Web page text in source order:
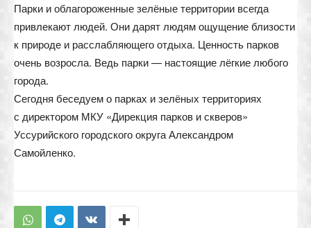
Парки и облагороженные зелёные территории всегда
привлекают людей. Они дарят людям ощущение близости
к природе и расслабляющего отдыха. Ценность парков
очень возросла. Ведь парки — настоящие лёгкие любого
города.
Сегодня беседуем о парках и зелёных территориях
с директором МКУ «Дирекция парков и скверов»
Уссурийского городского округа Александром
Самойленко.